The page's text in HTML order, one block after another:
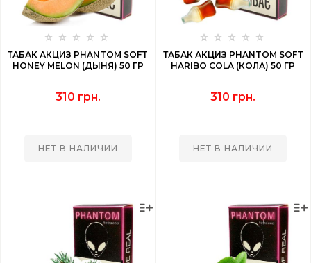
ТАБАК АКЦИЗ PHANTOM SOFT
HONEY MELON (ДЫНЯ) 50 ГР
310 грн.
НЕТ В НАЛИЧИИ
ТАБАК АКЦИЗ PHANTOM SOFT
HARIBO COLA (КОЛА) 50 ГР
310 грн.
НЕТ В НАЛИЧИИ